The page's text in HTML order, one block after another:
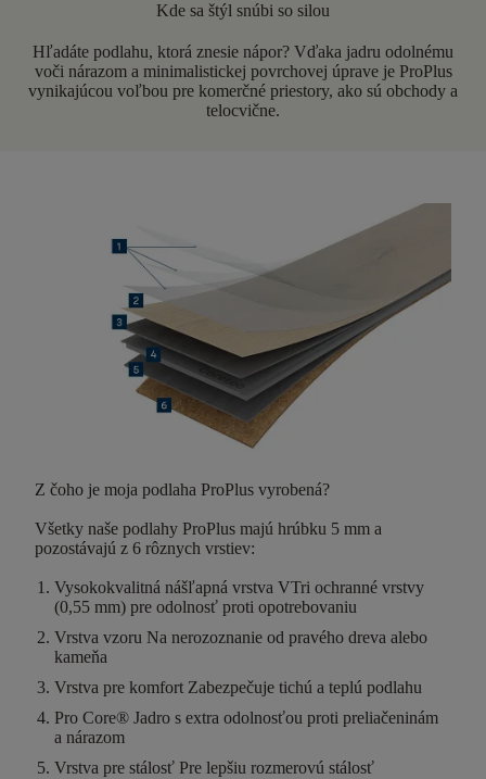
Kde sa štýl snúbi so silou
Hľadáte podlahu, ktorá znesie nápor? Vďaka jadru odolnému
voči nárazom a minimalistickej povrchovej úprave je ProPlus
vynikajúcou voľbou pre komerčné priestory, ako sú obchody a
telocvične.
Z čoho je moja podlaha ProPlus vyrobená?
Všetky naše podlahy ProPlus majú hrúbku 5 mm a
pozostávajú z 6 rôznych vrstiev:
Vysokokvalitná nášľapná vrstva VTri ochranné vrstvy
(0,55 mm) pre odolnosť proti opotrebovaniu
Vrstva vzoru Na nerozoznanie od pravého dreva alebo
kameňa
Vrstva pre komfort Zabezpečuje tichú a teplú podlahu
Pro Core® Jadro s extra odolnosťou proti preliačeninám
a nárazom
Vrstva pre stálosť Pre lepšiu rozmerovú stálosť